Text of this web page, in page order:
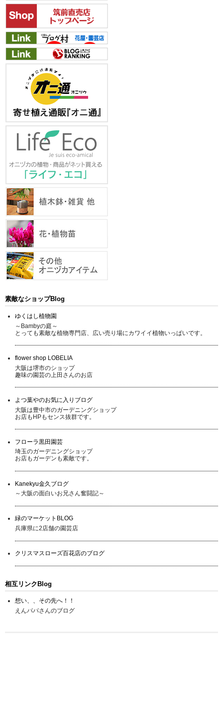
素敵なショップBlog
ゆくはし植物園
～Bambyの庭～
とっても素敵な植物専門店、広い売り場にカワイイ植物いっぱいです。
flower shop LOBELIA
大阪は堺市のショップ
趣味の園芸の上田さんのお店
よつ葉やのお気に入りブログ
大阪は豊中市のガーデニングショップ
お店もHPもセンス抜群です。
フローラ黒田園芸
埼玉のガーデニングショップ
お店もガーデンも素敵です。
Kanekyu金久ブログ
～大阪の面白いお兄さん奮闘記～
緑のマーケットBLOG
兵庫県に2店舗の園芸店
クリスマスローズ百花店のブログ
相互リンクBlog
想い、、その先へ！！
えんパパさんのブログ